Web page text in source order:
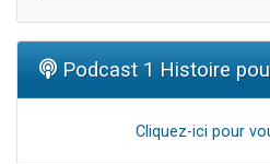
Podcast 1 Histoire
Cliquez-ici pour